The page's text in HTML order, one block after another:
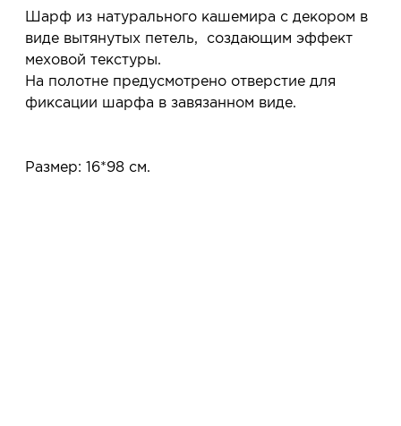
сообщим, когда изделие будет готово к примерке.
Услуга бесплатная и ни к чему не обязывает: Вы
примеряете в салоне и уже на месте решаете,
покупать или нет.
Планируйте визит в удобное для Вас время -
Шарф из натурального кашемира с декором в
виде вытянутых петель, создающим эффект
меховой текстуры.
На полотне предусмотрено отверстие для
фиксации шарфа в завязанном виде.
Размер: 16*98 см.